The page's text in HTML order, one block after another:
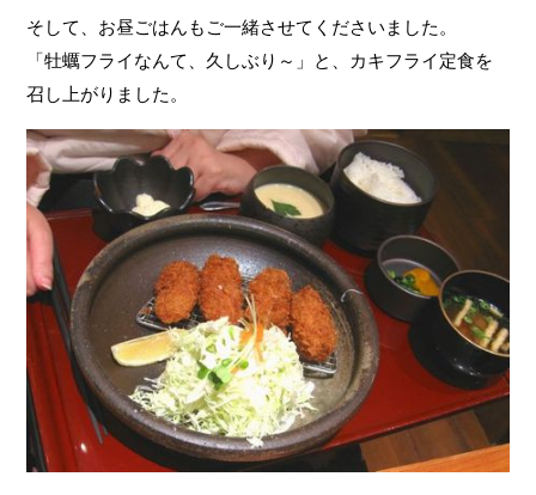
そして、お昼ごはんもご一緒させてくださいました。
「牡蠣フライなんて、久しぶり～」と、カキフライ定食を
召し上がりました。